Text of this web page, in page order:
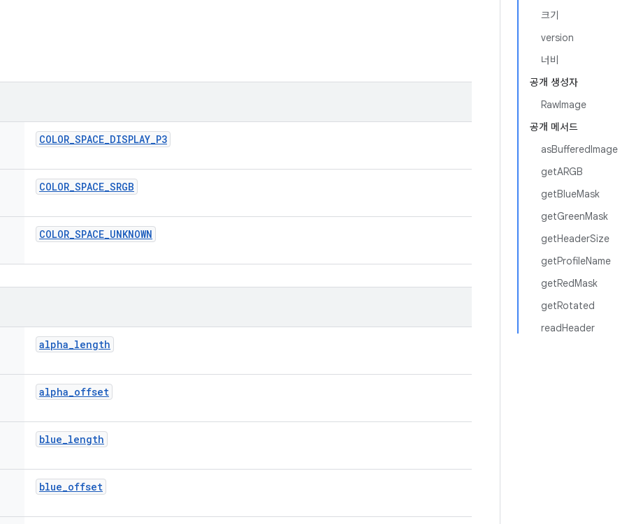
크기
version
너비
공개 생성자
RawImage
공개 메서드
asBufferedImage
getARGB
getBlueMask
getGreenMask
getHeaderSize
getProfileName
getRedMask
getRotated
readHeader
COLOR_SPACE_DISPLAY_P3
COLOR_SPACE_SRGB
COLOR_SPACE_UNKNOWN
alpha_length
alpha_offset
blue_length
blue_offset